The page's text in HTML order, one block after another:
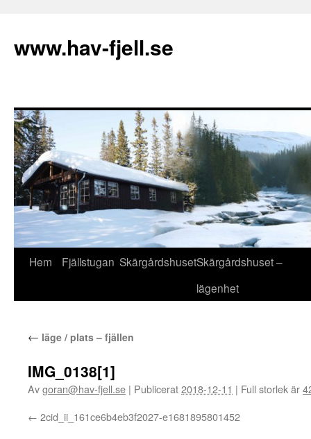
innehåll
www.hav-fjell.se
Hem Fjällstugan SkärgårdshusetSkärgårdshuset –
lägenhet
← läge / plats – fjällen
IMG_0138[1]
Avgoran@hav-fjell.se | Publicerat2018-12-11 | Full storlek är
2cid_ii_161ce6b4eb3f2027-e1681895801452